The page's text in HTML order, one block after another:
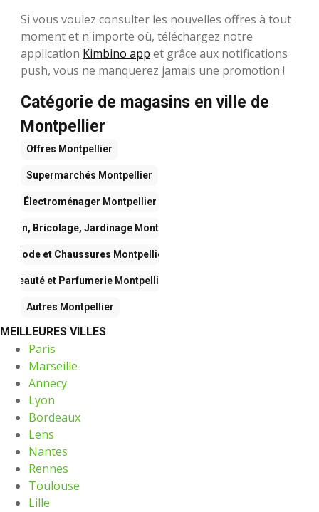
Si vous voulez consulter les nouvelles offres à tout
moment et n'importe où, téléchargez notre
application Kimbino app et grâce aux notifications
push, vous ne manquerez jamais une promotion !
Catégorie de magasins en ville de
Montpellier
Offres Montpellier
Supermarchés Montpellier
Électroménager Montpellier
Bricolage, JardinageMontpellier
Mode et Chaussures Montpellier
Beauté et ParfumerieMontpellier
Autres Montpellier
MEILLEURES VILLES
Paris
Marseille
Annecy
Lyon
Bordeaux
Lens
Nantes
Rennes
Toulouse
Lille